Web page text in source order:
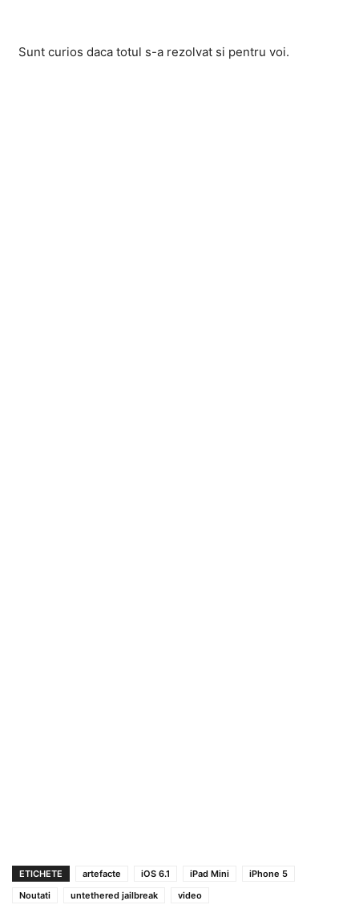
Sunt curios daca totul s-a rezolvat si pentru voi.
ETICHETE artefacte iOS 6.1 iPad Mini
iPhone 5
Noutati
untethered jailbreak video